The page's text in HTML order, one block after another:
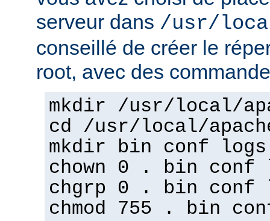
serveur dans /usr/
conseillé de créer le
root, avec des
mkdir /usr/local/
cd /usr/local/
mkdir bin conf logs
chown 0 . bin conf
chgrp 0 . bin conf
chmod 755 . bin